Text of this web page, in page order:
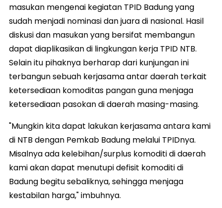
masukan mengenai kegiatan TPID Badung yang
sudah menjadi nominasi dan juara di nasional. Hasil
diskusi dan masukan yang bersifat membangun
dapat diaplikasikan di lingkungan kerja TPID NTB.
Selain itu pihaknya berharap dari kunjungan ini
terbangun sebuah kerjasama antar daerah terkait
ketersediaan komoditas pangan guna menjaga
ketersediaan pasokan di daerah masing-masing.
"Mungkin kita dapat lakukan kerjasama antara kami
di NTB dengan Pemkab Badung melalui TPIDnya.
Misalnya ada kelebihan/surplus komoditi di daerah
kami akan dapat menutupi defisit komoditi di
Badung begitu sebaliknya, sehingga menjaga
kestabilan harga," imbuhnya.